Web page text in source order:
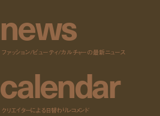
news
ファッション/ビューティ/カルチャーの最新ニュース
calendar
クリエイターによる日替わりレコメンド